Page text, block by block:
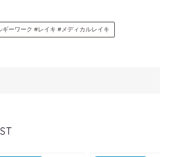
ーワーク #レイキ #メディカルレイキ